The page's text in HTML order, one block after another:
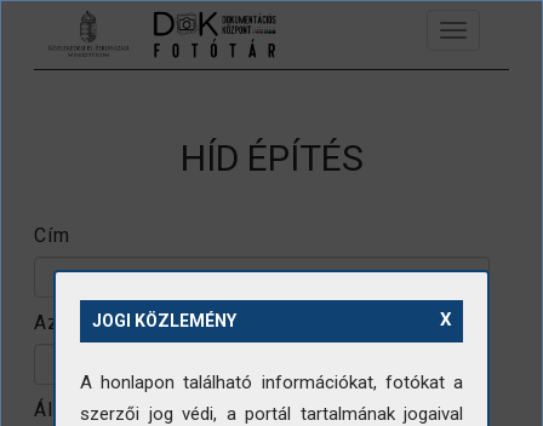
Ugrás a tartalomra
Toggle
navigation
HÍD ÉPÍTÉS
Cím
Azonosító
Állomány
X
JOGI KÖZLEMÉNY
A honlapon található információkat, fotókat a
szerzői jog védi, a portál tartalmának jogaival